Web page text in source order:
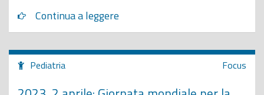
Continua a leggere
Pediatria Focus